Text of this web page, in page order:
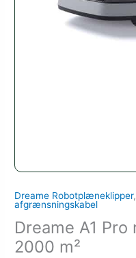
Dreame Robotplæneklipper,
afgrænsningskabel
Dreame A1
2000 m²